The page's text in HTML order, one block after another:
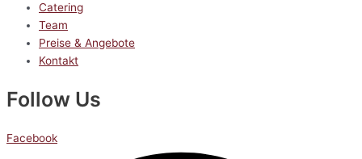
Catering
Team
Preise & Angebote
Kontakt
Follow Us
Facebook